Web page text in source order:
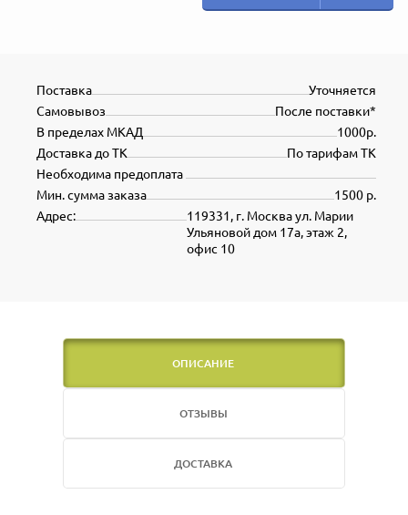
Уточняется
Поставка
После поставки*
Самовывоз
1000р.
В пределах МКАД
По тарифам ТК
Доставка до ТК
Необходима предоплата
1500 р.
Мин. сумма заказа
119331, г. Москва ул. Марии
Ульяновой дом 17а, этаж 2,
офис 10
Адрес:
ОПИСАНИЕ
ОТЗЫВЫ
ДОСТАВКА